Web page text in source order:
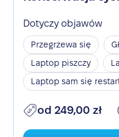
Dotyczy objawów
Przegrzewa się
Laptop piszczy
Laptop sam się
od 249,00 zł